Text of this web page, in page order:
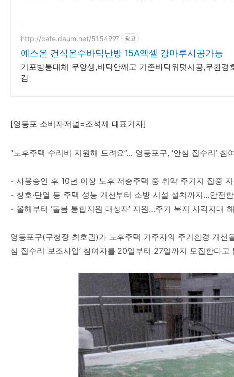
http://cafe.daum.net/5154997 광고
예스온 건식온수바닥난방 15A엑셀 강마루시공가능
기포방통대체 무양생,바닥안깨고 기존바닥위덧시공,무환경
감
[영등포 소비자저널=조석제 대표기자]
“노후주택 수리비 지원해 드려요”… 영등포구, ‘안심 집수리’ 참
- 사용승인 후 10년 이상 노후 저층주택 중 취약 주거지 집중
- 창호·단열 등 주택 성능 개선부터 소방 시설 설치까지…안전
- 올해부터 ‘돌봄 통합지원 대상자’ 지원…주거 복지 사각지대
영등포구(구청장 최호권)가 노후주택 거주자의 주거환경 개선
심 집수리 보조사업’ 참여자를 20일부터 27일까지 모집한다고